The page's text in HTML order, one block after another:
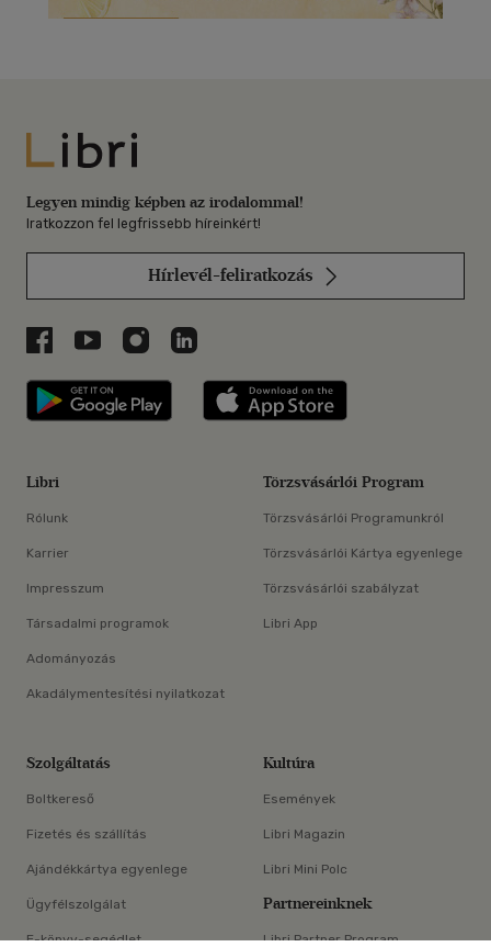
Libri
Legyen mindig képben az irodalommal!
Iratkozzon fel legfrissebb híreinkért!
Hírlevél-feliratkozás
Libri a Facebookon
Libri a Youtube-on
Libri az Instagramon
Libri a LinkedInen
Libri applikáció Szerezd meg: Google
Libri
Rólunk
Karrier
Impresszum
Társadalmi programok
Adományozás
Akadálymentesítési nyilatkozat
Törzsvásárlói Program
Törzsvásárlói Programunkról
Törzsvásárlói Kártya egyenlege
Törzsvásárlói szabályzat
Libri App
Szolgáltatás
Boltkereső
Fizetés és szállítás
Ajándékkártya egyenlege
Ügyfélszolgálat
E-könyv-segédlet
Kultúra
Események
Libri Magazin
Libri Mini Polc
Partnereinknek
Libri Partner Program